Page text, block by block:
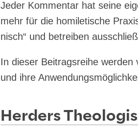
Jeder Kom­men­tar hat sei­ne
mehr für die homi­le­ti­sche
nisch“ und betrei­ben
In die­ser Bei­trags­rei­he
und ihre
Herders